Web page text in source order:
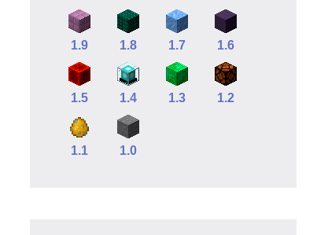
1.9 1.8 1.7 1.6
1.5 1.4 1.3 1.2
1.1 1.0